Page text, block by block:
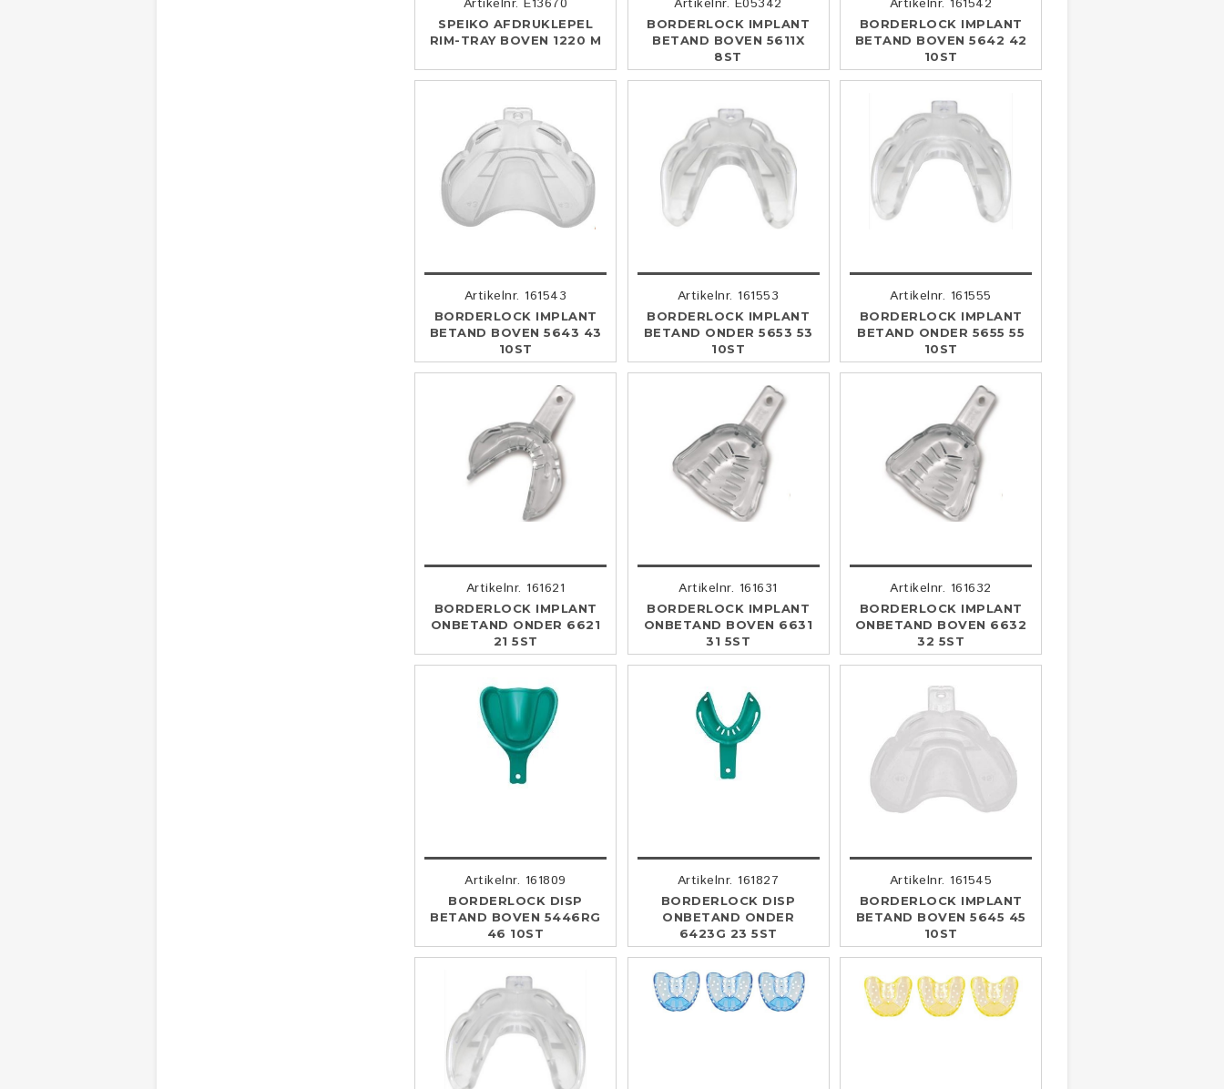
Artikelnr. E13670
SPEIKO AFDRUKLEPEL
RIM-TRAY BOVEN 1220 M
Artikelnr. E05342
BORDERLOCK IMPLANT
BETAND BOVEN 5611X
8ST
Artikelnr. 161542
BORDERLOCK IMPLANT
BETAND BOVEN 5642 42
10ST
Artikelnr. 161543
BORDERLOCK IMPLANT
BETAND BOVEN 5643 43
10ST
Artikelnr. 161553
BORDERLOCK IMPLANT
BETAND ONDER 5653 53
10ST
Artikelnr. 161555
BORDERLOCK IMPLANT
BETAND ONDER 5655 55
10ST
Artikelnr. 161621
BORDERLOCK IMPLANT
ONBETAND ONDER 6621
21 5ST
Artikelnr. 161631
BORDERLOCK IMPLANT
ONBETAND BOVEN 6631
31 5ST
Artikelnr. 161632
BORDERLOCK IMPLANT
ONBETAND BOVEN 6632
32 5ST
Artikelnr. 161809
BORDERLOCK DISP
BETAND BOVEN 5446RG
46 10ST
Artikelnr. 161827
BORDERLOCK DISP
ONBETAND ONDER
6423G 23 5ST
Artikelnr. 161545
BORDERLOCK IMPLANT
BETAND BOVEN 5645 45
10ST